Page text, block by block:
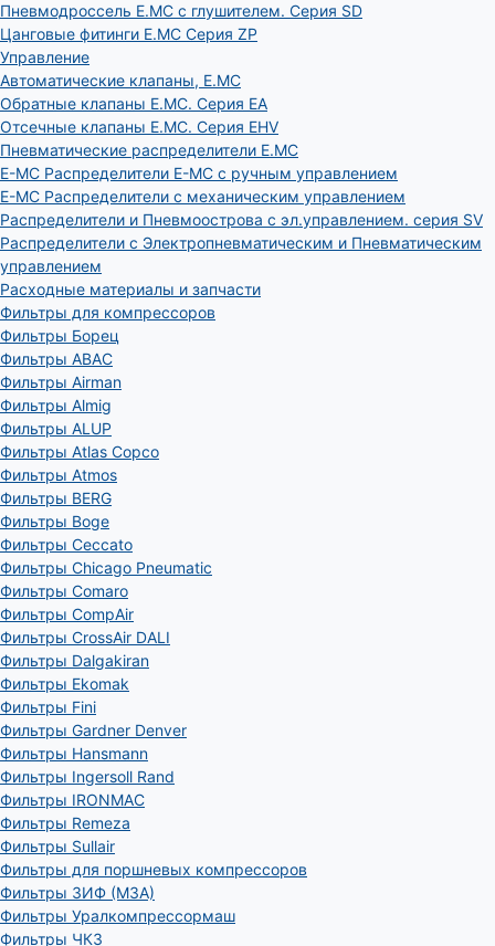
Пневмодроссель E.MC с глушителем. Серия SD
Цанговые фитинги E.MC Серия ZP
Управление
Автоматические клапаны, Е.МС
Обратные клапаны E.MC. Серия EA
Отсечные клапаны E.MC. Серия EHV
Пневматические распределители E.MC
E-MC Распределители E-MC с ручным управлением
E-MC Распределители с механическим управлением
Распределители и Пневмоострова с эл.управлением. серия SV
Распределители с Электропневматическим и Пневматическим
управлением
Расходные материалы и запчасти
Фильтры для компрессоров
Фильтры Борец
Фильтры ABAC
Фильтры Airman
Фильтры Almig
Фильтры ALUP
Фильтры Atlas Copco
Фильтры Atmos
Фильтры BERG
Фильтры Boge
Фильтры Ceccato
Фильтры Chicago Pneumatic
Фильтры Comaro
Фильтры CompAir
Фильтры CrossAir DALI
Фильтры Dalgakiran
Фильтры Ekomak
Фильтры Fini
Фильтры Gardner Denver
Фильтры Hansmann
Фильтры Ingersoll Rand
Фильтры IRONMAC
Фильтры Remeza
Фильтры Sullair
Фильтры для поршневых компрессоров
Фильтры ЗИФ (МЗА)
Фильтры Уралкомпрессормаш
Фильтры ЧКЗ